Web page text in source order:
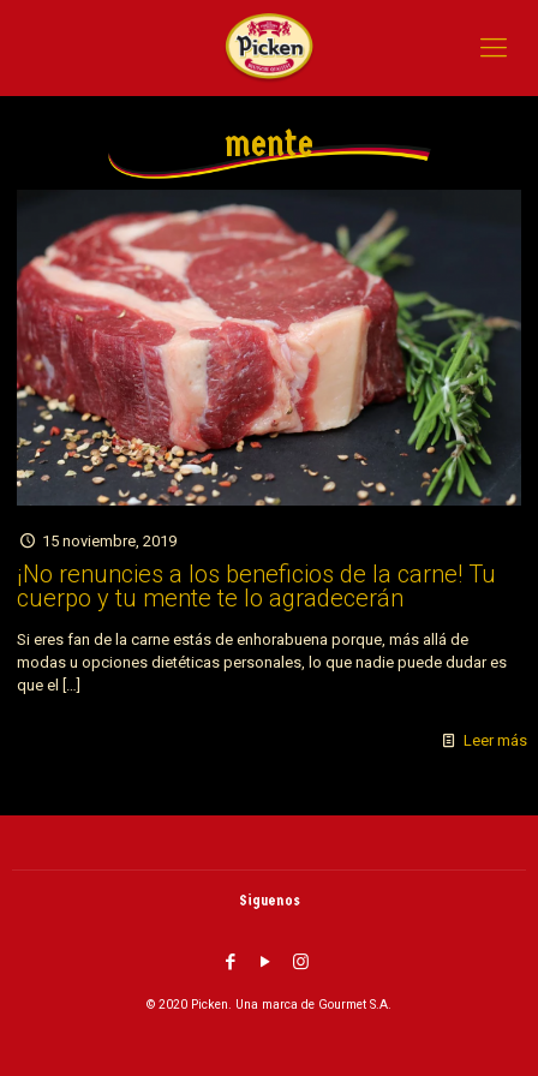
mente
15 noviembre, 2019
¡No renuncies a los beneficios de la carne! Tu
cuerpo y tu mente te lo agradecerán
Si eres fan de la carne estás de enhorabuena porque, más allá de
modas u opciones dietéticas personales, lo que nadie puede dudar es
que el
[…]
Leer más
Siguenos
© 2020 Picken. Una marca de Gourmet S.A.